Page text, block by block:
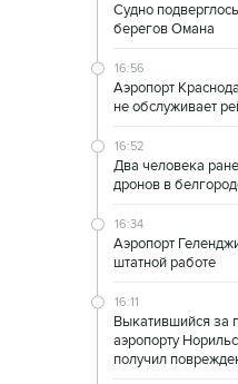
Судно
берегов Омана
16:56
Аэропорт
не обслуживает
16:52
Два человека
дронов в
16:34
Аэропорт
штатной работе
16:11
Выкатившийся за
аэропорту
получил